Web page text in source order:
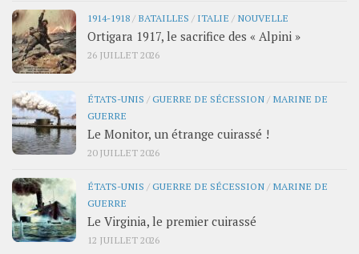
1914-1918 / BATAILLES / ITALIE / NOUVELLE
Ortigara 1917, le sacrifice des « Alpini »
26 JUILLET 2026
ÉTATS-UNIS /GUERRE DE SÉCESSION / MARINE DE
GUERRE
Le Monitor, un étrange cuirassé !
20 JUILLET 2026
ÉTATS-UNIS /GUERRE DE SÉCESSION / MARINE DE
GUERRE
Le Virginia, le premier cuirassé
12 JUILLET 2026